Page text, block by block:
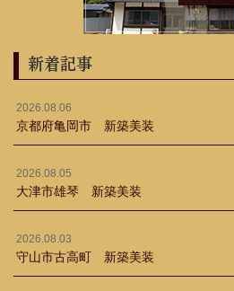
新着記事
2026.08.06
京都府亀岡市 新築美装
2026.08.05
大津市雄琴 新築美装
2026.08.03
守山市古高町 新築美装